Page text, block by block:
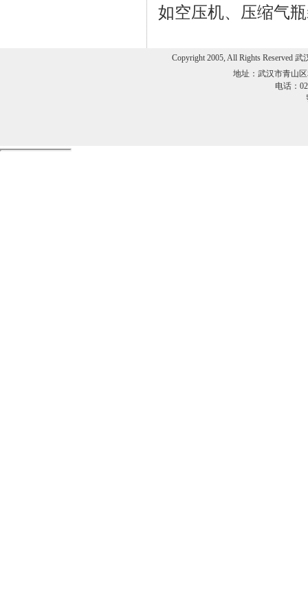
如空压机、压缩气
Copyright 2005, All Rights Reserved
地址：武汉市青山
电话：